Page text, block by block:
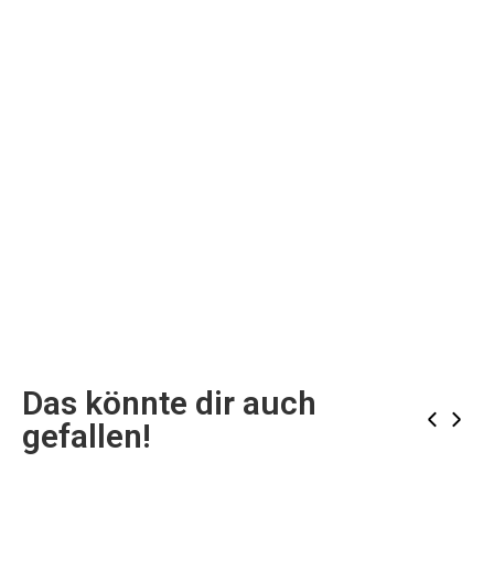
Das könnte dir auch
gefallen!
‹ ›